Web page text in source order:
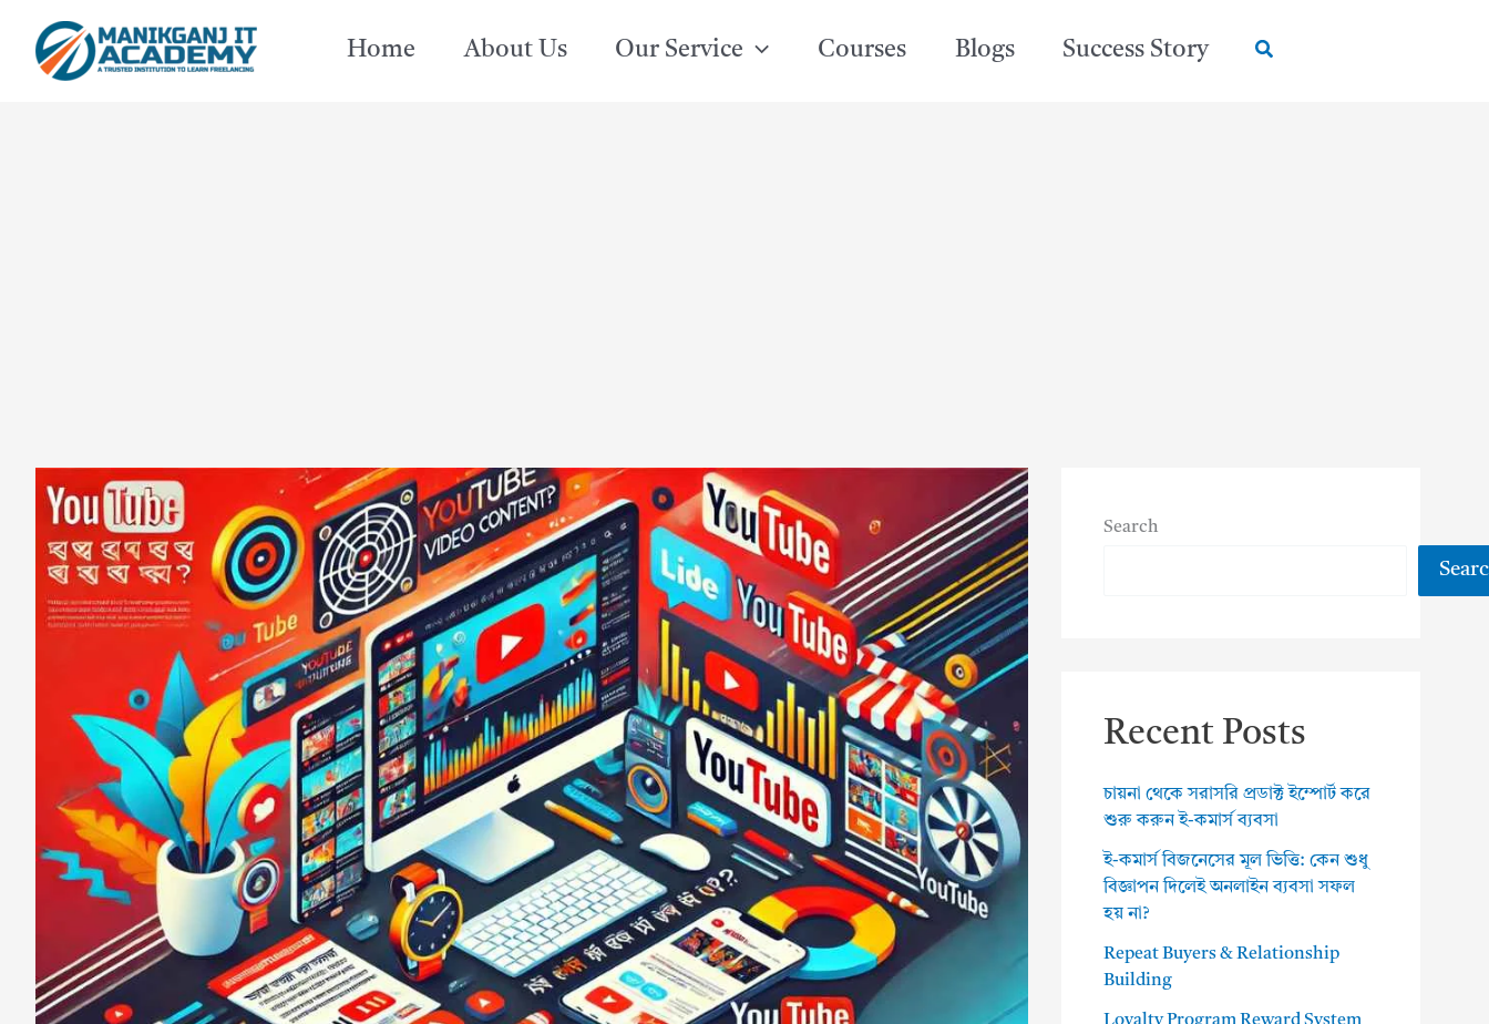
content
Home About Us Our Service Courses Blogs Success Story Search
Search
Recent Posts
চায়না থেকে সরাসরি প্রডাক্ট ইম্পোর্ট করে
শুরু করুন ই-কমার্স ব্যবসা
ই-কমার্স বিজনেসের মূল ভিত্তি: কেন শুধু
বিজ্ঞাপন দিলেই অনলাইন ব্যবসা সফল
হয় না?
Repeat Buyers & Relationship
Building